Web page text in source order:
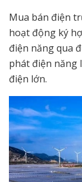
Mua bán điện
hoạt động ký
điện năng qua
phát điện năng
điện lớn.